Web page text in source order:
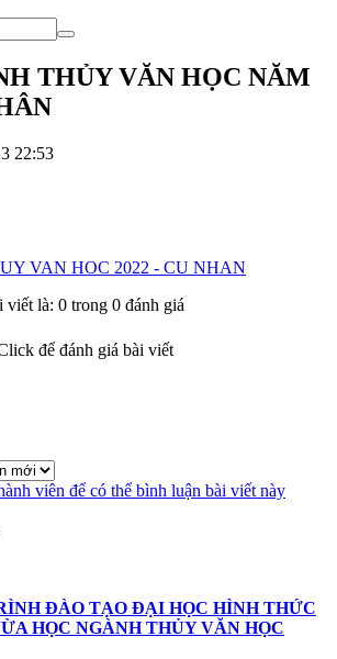
THỦY VĂN HỌC NĂM
22:53
VAN HOC 2022 - CU NHAN
viết là: 0 trong 0 đánh giá
để đánh giá bài viết
viên để có thể bình luận bài viết này
ĐÀO TẠO ĐẠI HỌC HÌNH THỨC
HỌC NGÀNH THỦY VĂN HỌC